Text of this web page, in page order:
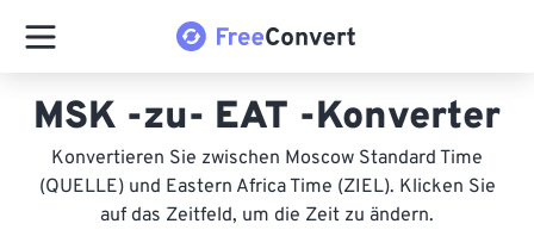
MSK -zu- EAT -Konverter
Konvertieren Sie zwischen Moscow Standard Time
(QUELLE) und Eastern Africa Time (ZIEL). Klicken Sie
auf das Zeitfeld, um die Zeit zu ändern.